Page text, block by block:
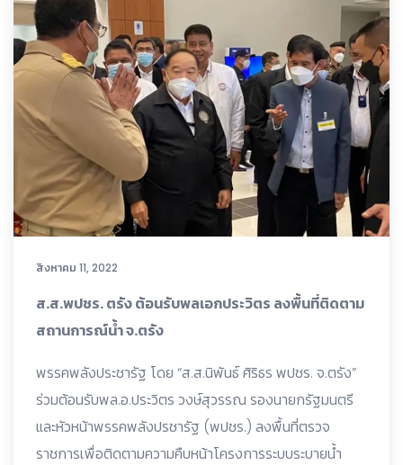
สิงหาคม 11, 2022
ส.ส.พปชร. ตรัง ต้อนรับพลเอกประวิตร ลงพื้นที่ติดตาม
สถานการณ์น้ำ จ.ตรัง
พรรคพลังประชารัฐ โดย “ส.ส.นิพันธ์ ศิริธร พปชร. จ.ตรัง”
ร่วมต้อนรับพล.อ.ประวิตร วงษ์สุวรรณ รองนายกรัฐมนตรี
และหัวหน้าพรรคพลังปรชารัฐ (พปชร.) ลงพื้นที่ตรวจ
ราชการเพื่อติดตามความคืบหน้าโครงการระบบระบายน้ำ